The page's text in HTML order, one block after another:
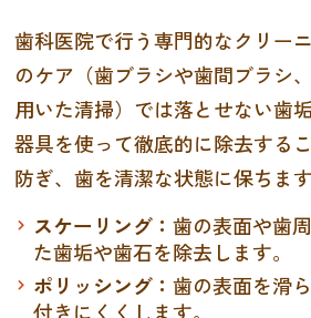
歯科医院で行う専門的なクリー
のケア（歯ブラシや歯間ブラシ
用いた清掃）では落とせない歯
器具を使って徹底的に除去する
防ぎ、歯を清潔な状態に保ちます
スケーリング：歯の表面や歯
た歯垢や歯石を除去します。
ポリッシング：歯の表面を滑
付きにくくします。